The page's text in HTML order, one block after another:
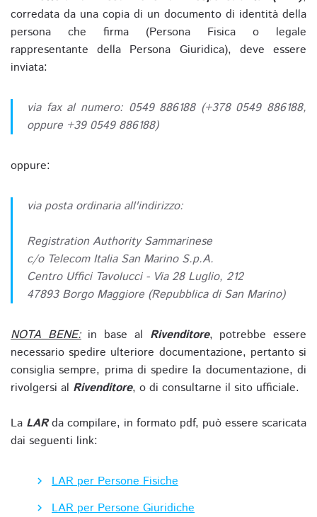
corredata da una copia di un documento di identità della
persona che firma (Persona Fisica o legale
rappresentante della Persona Giuridica), deve essere
inviata:
via fax al numero: 0549 886188 (+378 0549 886188,
oppure +39 0549 886188)
oppure:
via posta ordinaria all'indirizzo:
Registration Authority Sammarinese
c/o Telecom Italia San Marino S.p.A.
Centro Uffici Tavolucci - Via 28 Luglio, 212
47893 Borgo Maggiore (Repubblica di San Marino)
NOTA BENE:in base al Rivenditore, potrebbe essere
necessario spedire ulteriore documentazione, pertanto si
consiglia sempre, prima di spedire la documentazione, di
rivolgersi al Rivenditore, o di consultarne il sito ufficiale.
La LARda compilare, in formato pdf, può essere scaricata
dai seguenti link:
LAR per Persone Fisiche
LAR per Persone Giuridiche